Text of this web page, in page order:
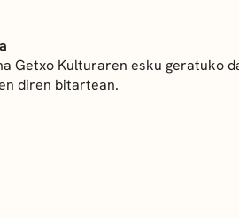
Getxo Kulturaren esku geratuko
diren bitartean.